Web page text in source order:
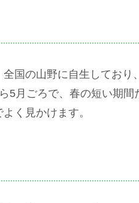
国の山野に自生しており
5月ごろで、春の短い期間
く見かけます。